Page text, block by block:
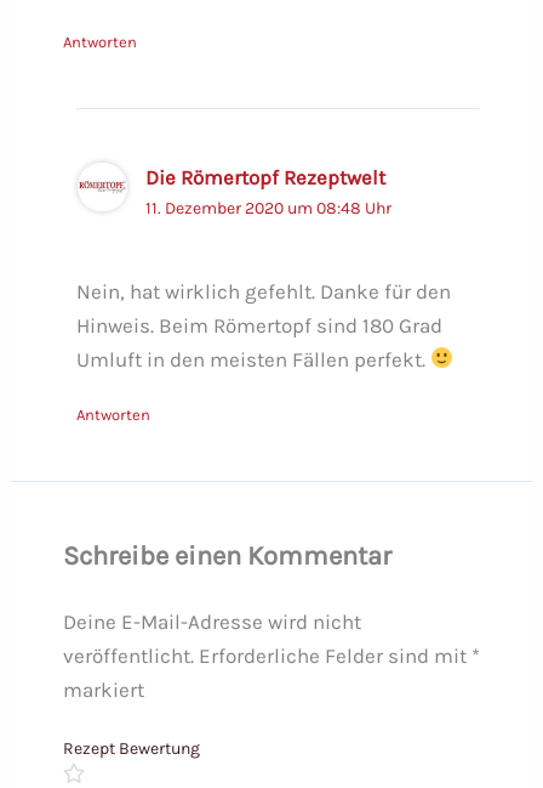
Antworten
Die Römertopf Rezeptwelt
11. Dezember 2020 um 08:48 Uhr
Nein, hat wirklich gefehlt. Danke für den
Hinweis. Beim Römertopf sind 180 Grad
Umluft in den meisten Fällen perfekt.
Antworten
Schreibe einen Kommentar
Deine E-Mail-Adresse wird nicht
veröffentlicht. Erforderliche Felder sind mit *
markiert
Rezept Bewertung